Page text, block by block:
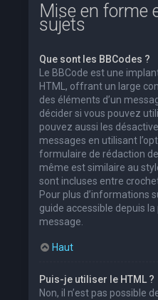
Mise en forme
sujets
Que sont les BBCodes ?
Le BBCode est une
HTML, offrant un large
des éléments d’un
décider si vous pouvez
pouvez aussi les
messages en utilisant
formulaire de rédaction
même est similaire au
sont incluses entre
Pour plus d’informations
guide accessible depuis
message.
Haut
Puis-je utiliser le HTML ?
Non, il n’est pas possible